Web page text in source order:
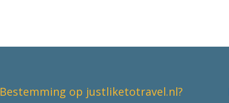
Bestemming op justliketotravel.nl?